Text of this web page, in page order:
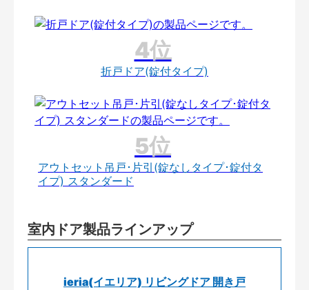
折戸ドア(錠付タイプ)
アウトセット吊戸･片引(錠なしタイプ･錠付タ
イプ) スタンダード
室内ドア製品ラインアップ
ieria(イエリア) リビングドア 開き戸